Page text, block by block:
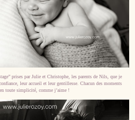
prises par Julie et Christophe, les parents de Nils, que je
leur accueil et leur gentillesse. Chacun des moments
toute simplicité, comme j’aime !